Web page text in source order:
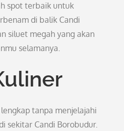
spot terbaik untuk
di balik Candi
siluet megah yang akan
selamanya.
tanpa menjelajahi
sekitar Candi Borobudur.